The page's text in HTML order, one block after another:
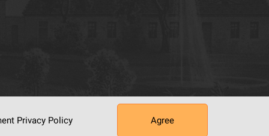
Center
Privacy Policy Agree